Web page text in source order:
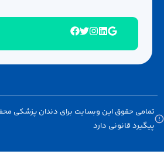
حقوق این وبسایت برای دندان پزشکی محفوظ
قانونی دارد